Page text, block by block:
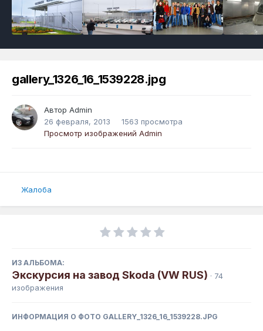
gallery_1326_16_1539228.jpg
Автор Admin
26 февраля, 2013
1563 просмотра
Просмотр изображений Admin
Жалоба
ИЗ АЛЬБОМА:
Экскурсия на завод Skoda (VW RUS) · 74
изображения
ИНФОРМАЦИЯ О ФОТО GALLERY_1326_16_1539228.JPG